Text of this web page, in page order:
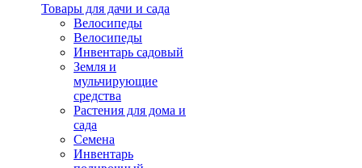
Товары для дачи и сада
Велосипеды
Велосипеды
Инвентарь садовый
Земля и
мульчирующие
средства
Растения для дома и
сада
Семена
Инвентарь